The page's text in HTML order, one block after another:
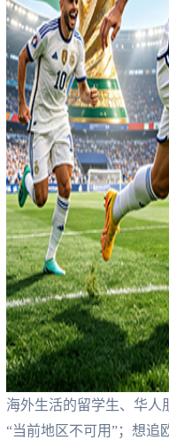
海外生活的留学生、华人
“当前地区不可用”；想追